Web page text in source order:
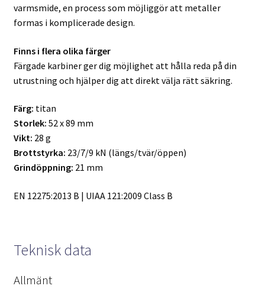
varmsmide, en process som möjliggör att metaller
formas i komplicerade design.
Finns i flera olika färger
Färgade karbiner ger dig möjlighet att hålla reda på din
utrustning och hjälper dig att direkt välja rätt säkring.
Färg: titan
Storlek: 52 x 89 mm
Vikt: 28 g
Brottstyrka: 23/7/9 kN (längs/tvär/öppen)
Grindöppning: 21 mm
EN 12275:2013 B | UIAA 121:2009 Class B
Teknisk data
Allmänt